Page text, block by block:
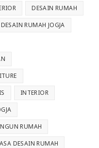
DESAIN RUMAH
DESAIN RUMAH JOGJA
INTERIOR
RUMAH
DESAIN RUMAH